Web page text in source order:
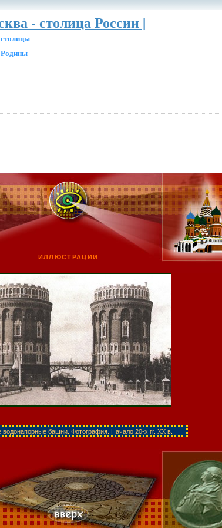
- столица России |
Родины
ИЛЛЮСТРАЦИИ
водонапорные башни. Фотография. Начало 20-х гг. XX в.